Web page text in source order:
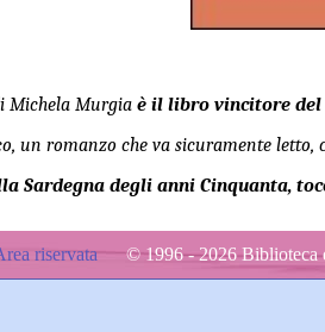
Michela Murgia è il libro vincitore del
un romanzo che va sicuramente
Sardegna degli anni Cinquanta,
riservata© 1996 - 2026 Biblioteca